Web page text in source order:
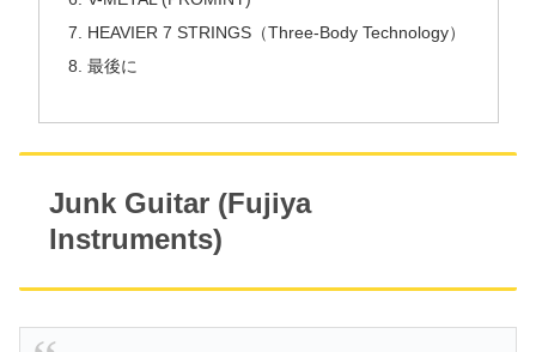
HEAVIER 7 STRINGS（Three-Body Technology）
最後に
Junk Guitar (Fujiya
Instruments)